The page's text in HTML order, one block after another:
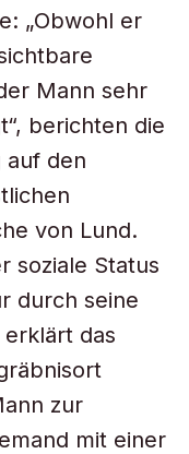
„Obwohl er
Mann sehr
berichten die
auf den
von Lund.
soziale Status
durch seine
erklärt das
zur
mit einer